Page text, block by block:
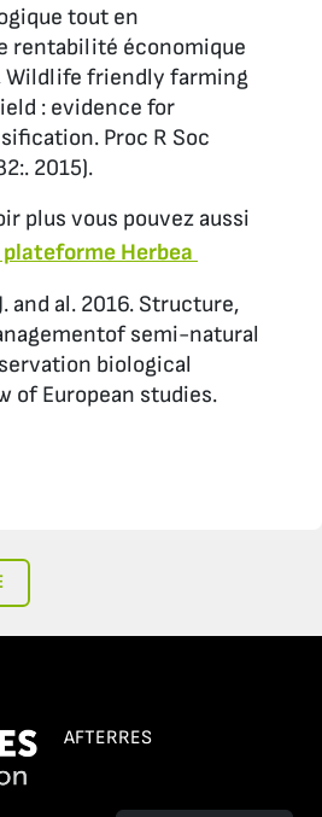
tout en
rentabilité économique
Wildlife friendly farming
: evidence for
Proc R Soc
2015).
plus vous pouvez aussi
plateforme Herbea
and al. 2016. Structure,
semi-natural
biological
of European studies.
AFTERRES